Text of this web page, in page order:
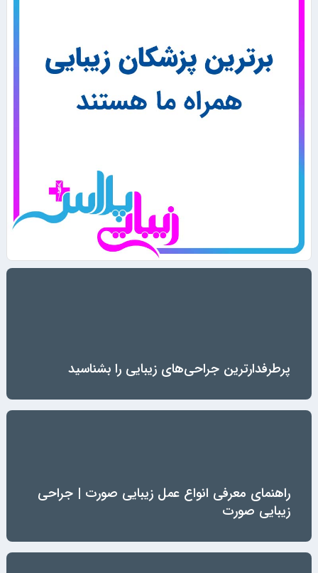
پرطرفدارترین جراحی‌های زیبایی را بشناسید
راهنمای معرفی انواع عمل زیبایی صورت | جراحی
زیبایی صورت